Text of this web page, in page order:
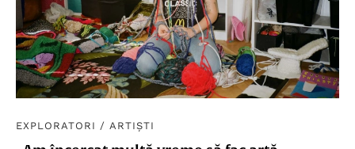
EXPLORATORI / ARTIȘTI